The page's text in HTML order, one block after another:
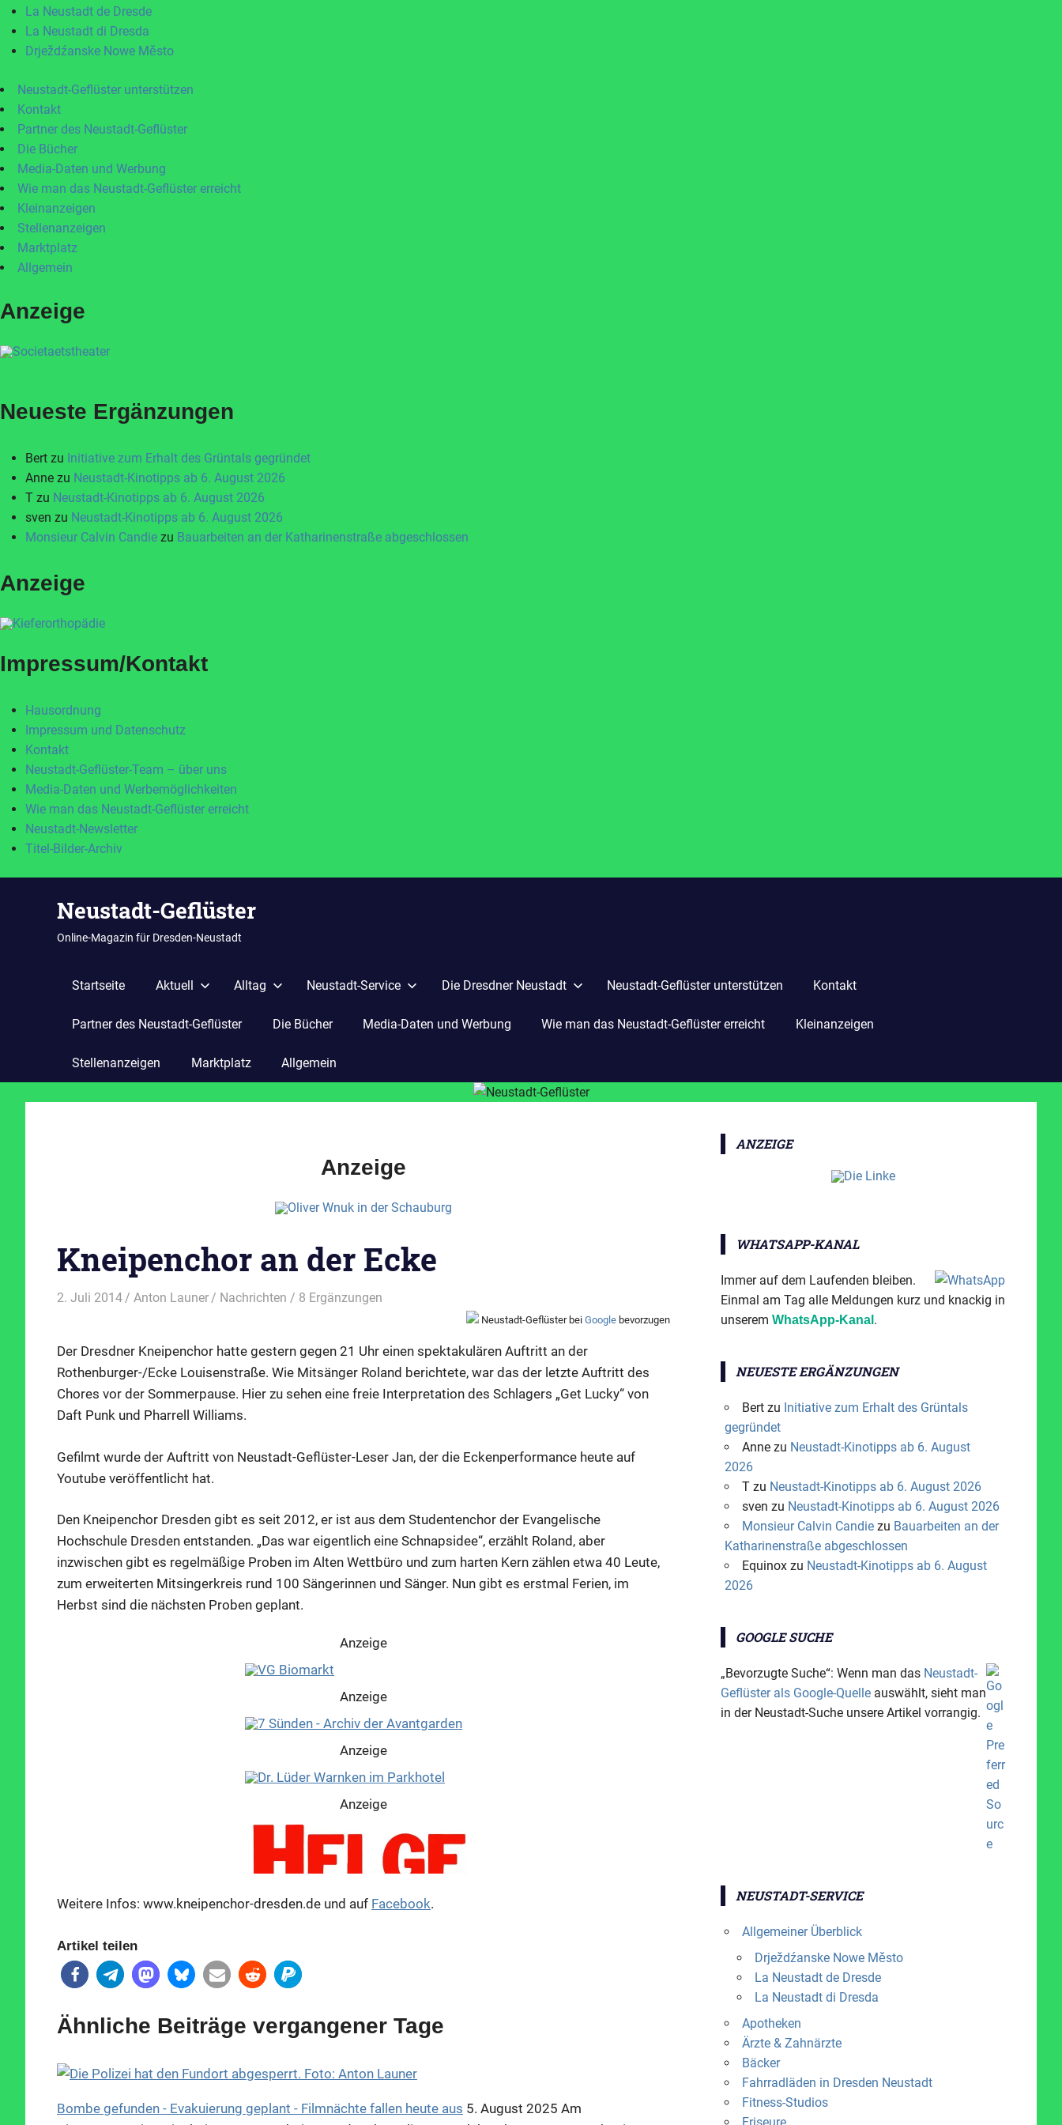
La Neustadt de Dresde
La Neustadt di Dresda
Drježdźanske Nowe Město
Neustadt-Geflüster unterstützen
Kontakt
Partner des Neustadt-Geflüster
Die Bücher
Media-Daten und Werbung
Wie man das Neustadt-Geflüster erreicht
Kleinanzeigen
Stellenanzeigen
Marktplatz
Allgemein
Anzeige
Neueste Ergänzungen
Bert zu Initiative zum Erhalt des Grüntals gegründet
Anne zu Neustadt-Kinotipps ab 6. August 2026
T zu Neustadt-Kinotipps ab 6. August 2026
sven zu Neustadt-Kinotipps ab 6. August 2026
Monsieur Calvin Candie zu Bauarbeiten an der Katharinenstraße abgeschlossen
Anzeige
Impressum/Kontakt
Hausordnung
Impressum und Datenschutz
Kontakt
Neustadt-Geflüster-Team – über uns
Media-Daten und Werbemöglichkeiten
Wie man das Neustadt-Geflüster erreicht
Neustadt-Newsletter
Titel-Bilder-Archiv
Neustadt-Geflüster
Online-Magazin für Dresden-Neustadt
Startseite Aktuell Alltag Neustadt-Service Die Dresdner Neustadt Neustadt-Geflüster unterstützen Kontakt
Partner des Neustadt-Geflüster Die Bücher Media-Daten und Werbung Wie man das Neustadt-Geflüster erreicht Kleinanzeigen
Stellenanzeigen Marktplatz Allgemein
Anzeige
Kneipenchor an der Ecke
2. Juli 2014 Anton Launer Nachrichten / 8 Ergänzungen
Neustadt-Geflüster bei Google bevorzugen
Der Dresdner Kneipenchor hatte gestern gegen 21 Uhr einen spektakulären Auftritt an der
Rothenburger-/Ecke Louisenstraße. Wie Mitsänger Roland berichtete, war das der letzte Auftritt des
Chores vor der Sommerpause. Hier zu sehen eine freie Interpretation des Schlagers „Get Lucky“ von
Daft Punk und Pharrell Williams.
Gefilmt wurde der Auftritt von Neustadt-Geflüster-Leser Jan, der die Eckenperformance heute auf
Youtube veröffentlicht hat.
Den Kneipenchor Dresden gibt es seit 2012, er ist aus dem Studentenchor der Evangelische
Hochschule Dresden entstanden. „Das war eigentlich eine Schnapsidee“, erzählt Roland, aber
inzwischen gibt es regelmäßige Proben im Alten Wettbüro und zum harten Kern zählen etwa 40 Leute,
zum erweiterten Mitsingerkreis rund 100 Sängerinnen und Sänger. Nun gibt es erstmal Ferien, im
Herbst sind die nächsten Proben geplant.
Anzeige
Anzeige
Anzeige
Anzeige
Weitere Infos: www.kneipenchor-dresden.de und auf Facebook.
Artikel teilen
Ähnliche Beiträge vergangener Tage
Bombe gefunden - Evakuierung geplant - Filmnächte fallen heute aus 5. August 2025 Am
ANZEIGE
WHATSAPP-KANAL
Immer auf dem Laufenden bleiben.
Einmal am Tag alle Meldungen kurz und knackig in
unserem WhatsApp-Kanal .
NEUESTE ERGÄNZUNGEN
Bertzu Initiative zum Erhalt des Grüntals
gegründet
Annezu Neustadt-Kinotipps ab 6. August
2026
Tzu Neustadt-Kinotipps ab 6. August 2026
sven zu Neustadt-Kinotipps ab 6. August 2026
Monsieur Calvin Candiezu Bauarbeiten an der
Katharinenstraße abgeschlossen
Equinoxzu Neustadt-Kinotipps ab 6. August
2026
GOOGLE SUCHE
„Bevorzugte Suche“: Wenn man das Neustadt-
Geflüster als Google-Quelle auswählt, sieht man
in der Neustadt-Suche unsere Artikel vorrangig.
NEUSTADT-SERVICE
Allgemeiner Überblick
Drježdźanske Nowe Město
La Neustadt de Dresde
La Neustadt di Dresda
Apotheken
Ärzte & Zahnärzte
Bäcker
Fahrradläden in Dresden Neustadt
Fitness-Studios
Friseure